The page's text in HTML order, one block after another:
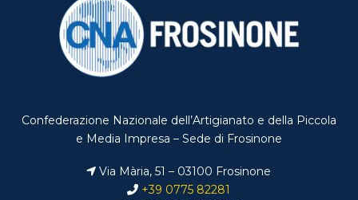
Confederazione Nazionale dell’Artigianato e della Piccola
e Media Impresa – Sede di Frosinone
Via Mària, 51 – 03100 Frosinone
+39 0775 82281